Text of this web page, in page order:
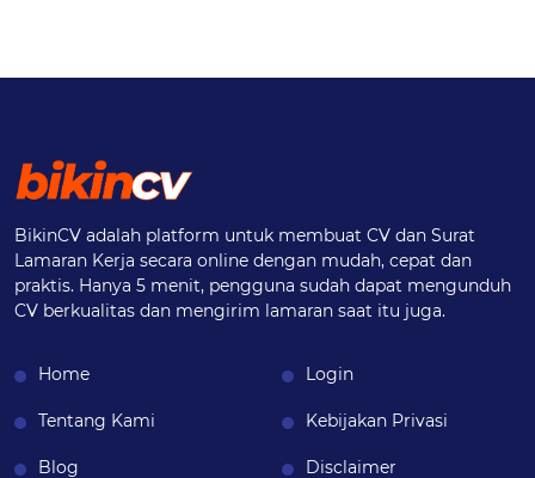
BikinCV adalah platform untuk membuat CV dan Surat
Lamaran Kerja secara online dengan mudah, cepat dan
praktis. Hanya 5 menit, pengguna sudah dapat mengunduh
CV berkualitas dan mengirim lamaran saat itu juga.
Home
Tentang Kami
Blog
Login
Kebijakan Privasi
Disclaimer